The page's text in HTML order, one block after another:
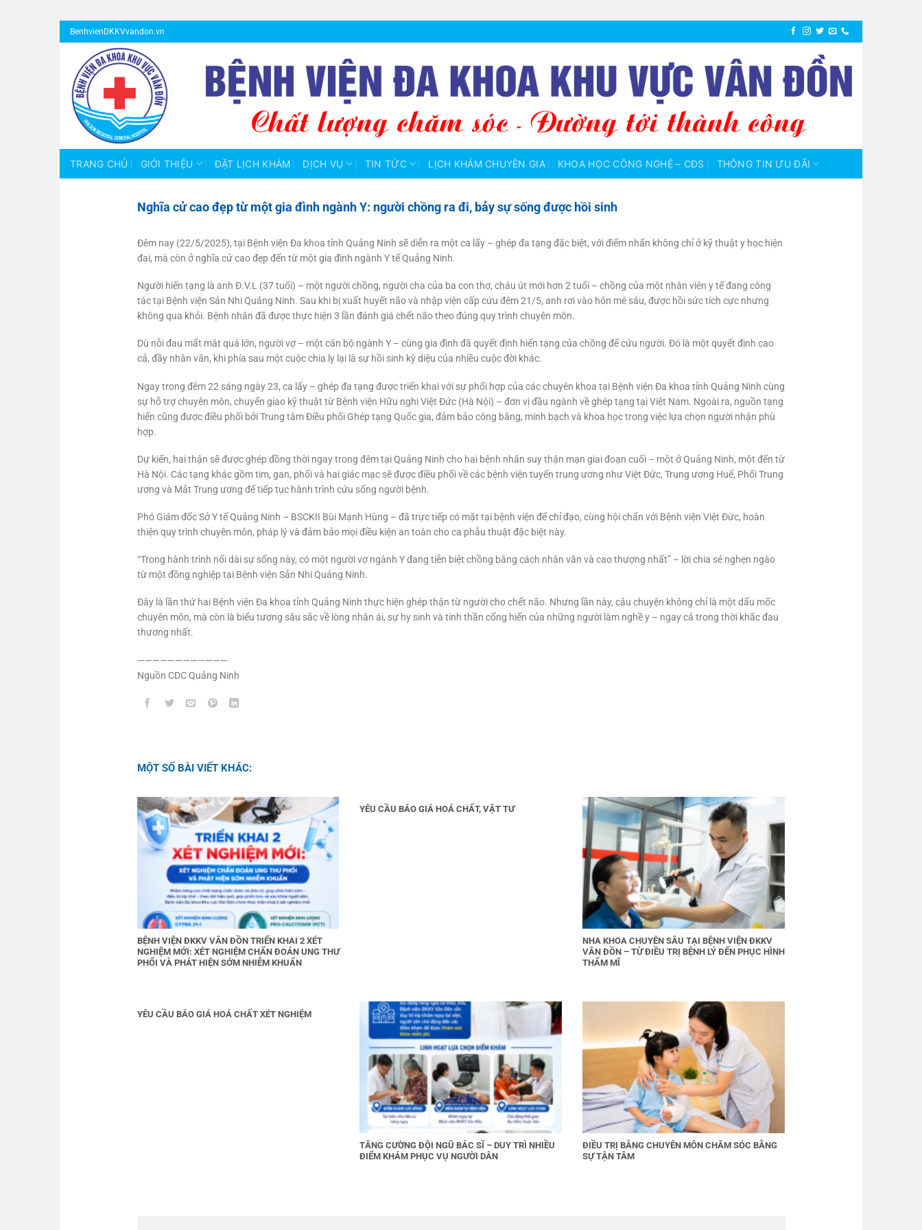
Bỏ
qua
dung
BenhvienDKKVvandon.vn
TRANG CHỦ GIỚI THIỆU ĐẶT LỊCH KHÁM DỊCH VỤ TIN TỨC LỊCH KHÁM CHUYÊN GIA KHOA HỌC CÔNG NGHỆ – CĐS THÔNG TIN ƯU ĐÃI
Nghĩa cử cao đẹp từ một gia đình ngành Y: người chồng ra đi, bảy sự sống được hồi sinh
Đêm nay (22/5/2025), tại Bệnh viện Đa khoa tỉnh Quảng Ninh sẽ diễn ra một ca lấy – ghép đa tạng đặc biệt, với điểm nhấn không chỉ ở kỹ thuật y học hiện
đại, mà còn ở nghĩa cử cao đẹp đến từ một gia đình ngành Y tế Quảng Ninh.
Người hiến tạng là anh Đ.V.L (37 tuổi) – một người chồng, người cha của ba con thơ, cháu út mới hơn 2 tuổi – chồng của một nhân viên y tế đang công
tác tại Bệnh viện Sản Nhi Quảng Ninh. Sau khi bị xuất huyết não và nhập viện cấp cứu đêm 21/5, anh rơi vào hôn mê sâu, được hồi sức tích cực nhưng
không qua khỏi. Bệnh nhân đã được thực hiện 3 lần đánh giá chết não theo đúng quy trình chuyên môn.
Dù nỗi đau mất mát quá lớn, người vợ – một cán bộ ngành Y – cùng gia đình đã quyết định hiến tạng của chồng để cứu người. Đó là một quyết định cao
cả, đầy nhân văn, khi phía sau một cuộc chia ly lại là sự hồi sinh kỳ diệu của nhiều cuộc đời khác.
Ngay trong đêm 22 sáng ngày 23, ca lấy – ghép đa tạng được triển khai với sự phối hợp của các chuyên khoa tại Bệnh viện Đa khoa tỉnh Quảng Ninh cùng
sự hỗ trợ chuyên môn, chuyển giao kỹ thuật từ Bệnh viện Hữu nghị Việt Đức (Hà Nội) – đơn vị đầu ngành về ghép tạng tại Việt Nam. Ngoài ra, nguồn tạng
hiến cũng được điều phối bởi Trung tâm Điều phối Ghép tạng Quốc gia, đảm bảo công bằng, minh bạch và khoa học trong việc lựa chọn người nhận phù
hợp.
Dự kiến, hai thận sẽ được ghép đồng thời ngay trong đêm tại Quảng Ninh cho hai bệnh nhân suy thận mạn giai đoạn cuối – một ở Quảng Ninh, một đến từ
Hà Nội. Các tạng khác gồm tim, gan, phổi và hai giác mạc sẽ được điều phối về các bệnh viện tuyến trung ương như Việt Đức, Trung ương Huế, Phổi Trung
ương và Mắt Trung ương để tiếp tục hành trình cứu sống người bệnh.
Phó Giám đốc Sở Y tế Quảng Ninh – BSCKII Bùi Mạnh Hùng – đã trực tiếp có mặt tại bệnh viện để chỉ đạo, cùng hội chẩn với Bệnh viện Việt Đức, hoàn
thiện quy trình chuyên môn, pháp lý và đảm bảo mọi điều kiện an toàn cho ca phẫu thuật đặc biệt này.
“Trong hành trình nối dài sự sống này, có một người vợ ngành Y đang tiễn biệt chồng bằng cách nhân văn và cao thượng nhất” – lời chia sẻ nghẹn ngào
từ một đồng nghiệp tại Bệnh viện Sản Nhi Quảng Ninh.
Đây là lần thứ hai Bệnh viện Đa khoa tỉnh Quảng Ninh thực hiện ghép thận từ người cho chết não. Nhưng lần này, câu chuyện không chỉ là một dấu mốc
chuyên môn, mà còn là biểu tượng sâu sắc về lòng nhân ái, sự hy sinh và tinh thần cống hiến của những người làm nghề y – ngay cả trong thời khắc đau
thương nhất.
————————————
Nguồn CDC Quảng Ninh
MỘT SỐ BÀI VIẾT KHÁC:
BỆNH VIỆN ĐKKV VÂN ĐỒN TRIỂN KHAI 2 XÉT
NGHIỆM MỚI: XÉT NGHIỆM CHẨN ĐOÁN UNG THƯ
PHỔI VÀ PHÁT HIỆN SỚM NHIỄM KHUẨN
YÊU CẦU BÁO GIÁ HOÁ CHẤT, VẬT TƯ
NHA KHOA CHUYÊN SÂU TẠI BỆNH VIỆN ĐKKV
VÂN ĐỒN – TỪ ĐIỀU TRỊ BỆNH LÝ ĐẾN PHỤC HÌNH
THẨM MĨ
YÊU CẦU BÁO GIÁ HOÁ CHẤT XÉT NGHIỆM
TĂNG CƯỜNG ĐỘI NGŨ BÁC SĨ – DUY TRÌ NHIỀU
ĐIỂM KHÁM PHỤC VỤ NGƯỜI DÂN
ĐIỀU TRỊ BẰNG CHUYÊN MÔN CHĂM SÓC BẰNG
SỰ TẬN TÂM